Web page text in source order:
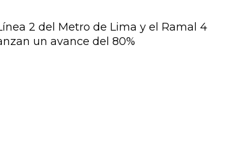
2 del Metro de Lima y el Ramal 4
un avance del 80%